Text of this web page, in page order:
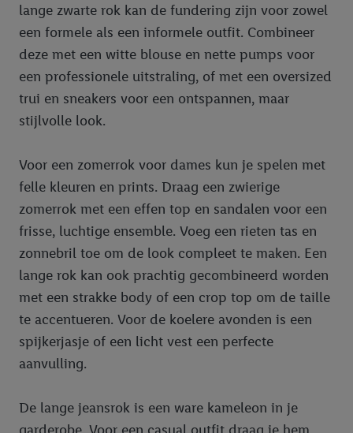
lange zwarte rok kan de fundering zijn voor zowel
een formele als een informele outfit. Combineer
deze met een witte blouse en nette pumps voor
een professionele uitstraling, of met een oversized
trui en sneakers voor een ontspannen, maar
stijlvolle look.
Voor een zomerrok voor dames kun je spelen met
felle kleuren en prints. Draag een zwierige
zomerrok met een effen top en sandalen voor een
frisse, luchtige ensemble. Voeg een rieten tas en
zonnebril toe om de look compleet te maken. Een
lange rok kan ook prachtig gecombineerd worden
met een strakke body of een crop top om de taille
te accentueren. Voor de koelere avonden is een
spijkerjasje of een licht vest een perfecte
aanvulling.
De lange jeansrok is een ware kameleon in je